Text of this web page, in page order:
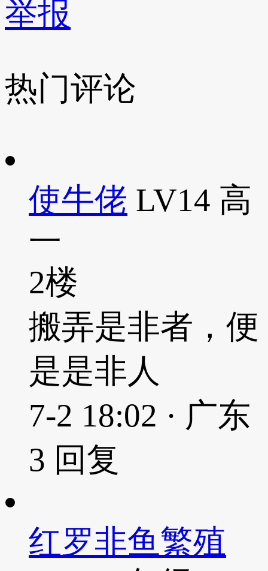
举报
热门评论
使牛佬 LV14 高
一
2楼
搬弄是非者，便
是是非人
7-2 18:02 · 广东
3 回复
红罗非鱼繁殖